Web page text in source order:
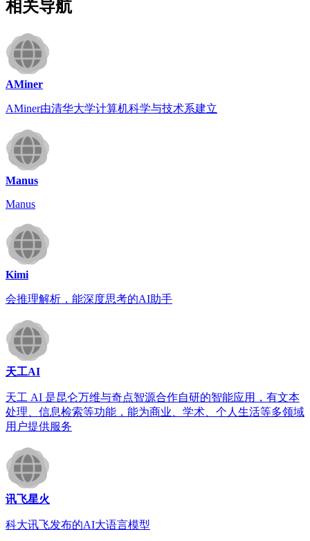
相关导航
AMiner
AMiner由清华大学计算机科学与技术系建立
Manus
Manus
Kimi
会推理解析，能深度思考的AI助手
天工AI
天工 AI 是昆仑万维与奇点智源合作自研的智能应用，有文本
处理、信息检索等功能，能为商业、学术、个人生活等多领域
用户提供服务
讯飞星火
科大讯飞发布的AI大语言模型